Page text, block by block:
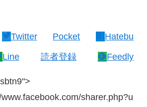
Twitter Pocket Hatebu
Line 読者登録 Feedly
>